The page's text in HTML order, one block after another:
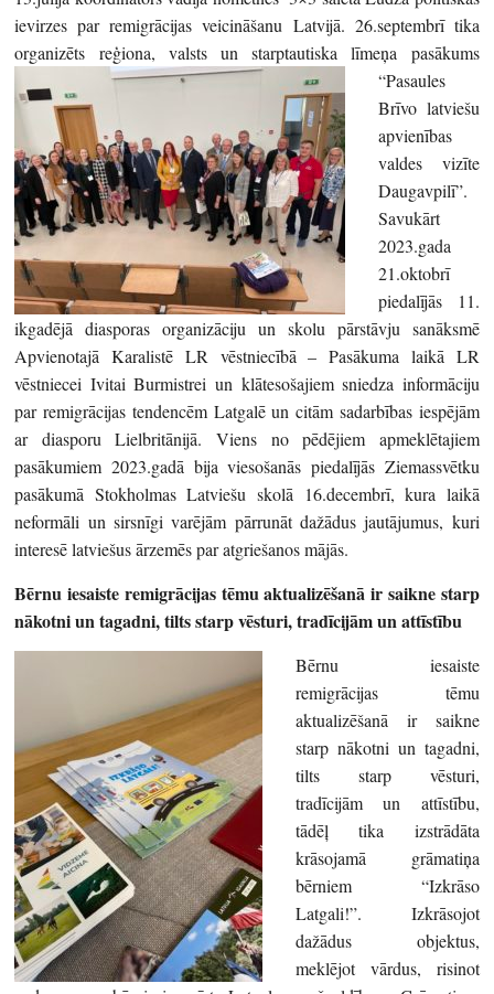
ievirzes par remigrācijas veicināšanu Latvijā. 26.septembrī tika
organizēts reģiona, valsts un starptautiska līmeņa pasākums
“Pasaules
Brīvo latviešu
apvienības
valdes vizīte
Daugavpilī”.
Savukārt
2023.gada
21.oktobrī
piedalījās 11.
ikgadējā diasporas organizāciju un skolu pārstāvju sanāksmē
Apvienotajā Karalistē LR vēstniecībā – Pasākuma laikā LR
vēstniecei Ivitai Burmistrei un klātesošajiem sniedza informāciju
par remigrācijas tendencēm Latgalē un citām sadarbības iespējām
ar diasporu Lielbritānijā. Viens no pēdējiem apmeklētajiem
pasākumiem 2023.gadā bija viesošanās piedalījās Ziemassvētku
pasākumā Stokholmas Latviešu skolā 16.decembrī, kura laikā
neformāli un sirsnīgi varējām pārrunāt dažādus jautājumus, kuri
interesē latviešus ārzemēs par atgriešanos mājās.
Bērnu iesaiste remigrācijas tēmu aktualizēšanā ir saikne starp
nākotni un tagadni, tilts starp vēsturi, tradīcijām un attīstību
Bērnu iesaiste
remigrācijas tēmu
aktualizēšanā ir saikne
starp nākotni un tagadni,
tilts starp vēsturi,
tradīcijām un attīstību,
tādēļ tika izstrādāta
krāsojamā grāmatiņa
bērniem “Izkrāso
Latgali!”. Izkrāsojot
dažādus objektus,
meklējot vārdus, risinot